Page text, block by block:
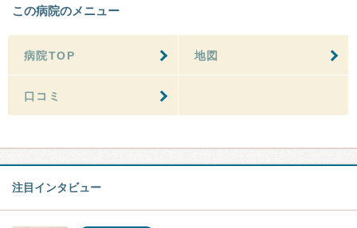
この病院のメニュー
病院TOP 地図
口コミ
注目インタビュー